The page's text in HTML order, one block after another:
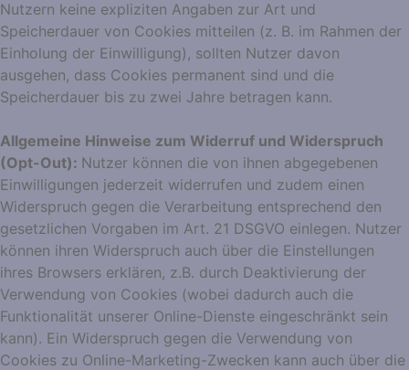
Nutzern keine expliziten Angaben zur Art und
Speicherdauer von Cookies mitteilen (z. B. im Rahmen der
Einholung der Einwilligung), sollten Nutzer davon
ausgehen, dass Cookies permanent sind und die
Speicherdauer bis zu zwei Jahre betragen kann.
Allgemeine Hinweise zum Widerruf und Widerspruch
(Opt-Out): Nutzer können die von ihnen abgegebenen
Einwilligungen jederzeit widerrufen und zudem einen
Widerspruch gegen die Verarbeitung entsprechend den
gesetzlichen Vorgaben im Art. 21 DSGVO einlegen. Nutzer
können ihren Widerspruch auch über die Einstellungen
ihres Browsers erklären, z.B. durch Deaktivierung der
Verwendung von Cookies (wobei dadurch auch die
Funktionalität unserer Online-Dienste eingeschränkt sein
kann). Ein Widerspruch gegen die Verwendung von
Cookies zu Online-Marketing-Zwecken kann auch über die